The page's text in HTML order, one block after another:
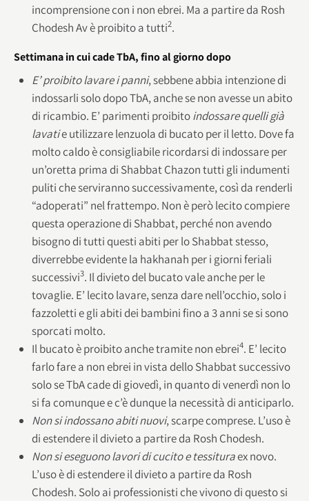
incomprensione con i non ebrei. Ma a partire da Rosh
Chodesh Av è proibito a tutti2.
Settimana in cui cade TbA, fino al giorno dopo
E’ proibito lavare i panni, sebbene abbia intenzione di
indossarli solo dopo TbA, anche se non avesse un abito
di ricambio. E’ parimenti proibitoindossare quelli già
lavatie utilizzare lenzuola di bucato per il letto. Dove fa
molto caldo è consigliabile ricordarsi di indossare per
un’oretta prima di Shabbat Chazon tutti gli indumenti
puliti che serviranno successivamente, così da renderli
“adoperati” nel frattempo. Non è però lecito compiere
questa operazione di Shabbat, perché non avendo
bisogno di tutti questi abiti per lo Shabbat stesso,
diverrebbe evidente la hakhanah per i giorni feriali
successivi3. Il divieto del bucato vale anche per le
tovaglie. E’ lecito lavare, senza dare nell’occhio, solo i
fazzoletti e gli abiti dei bambini fino a 3 anni se si sono
sporcati molto.
Il bucato è proibito anche tramite non ebrei4. E’ lecito
farlo fare a non ebrei in vista dello Shabbat successivo
solo se TbA cade di giovedì, in quanto di venerdì non lo
si fa comunque e c’è dunque la necessità di anticiparlo.
Non si indossano abiti nuovi, scarpe comprese. L’uso è
di estendere il divieto a partire da Rosh Chodesh.
Non si eseguono lavori di cucito e tessituraex novo.
L’uso è di estendere il divieto a partire da Rosh
Chodesh. Solo ai professionisti che vivono di questo si